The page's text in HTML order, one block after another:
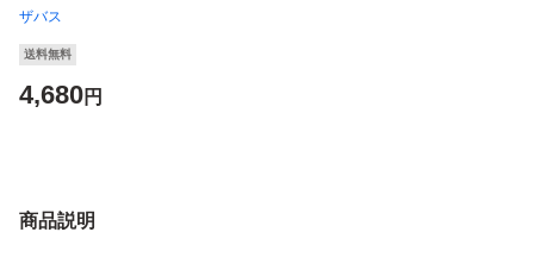
ザバス
送料無料
4,680円
商品説明